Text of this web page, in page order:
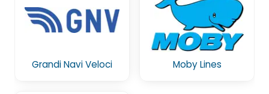
Grandi Navi Veloci Moby Lines